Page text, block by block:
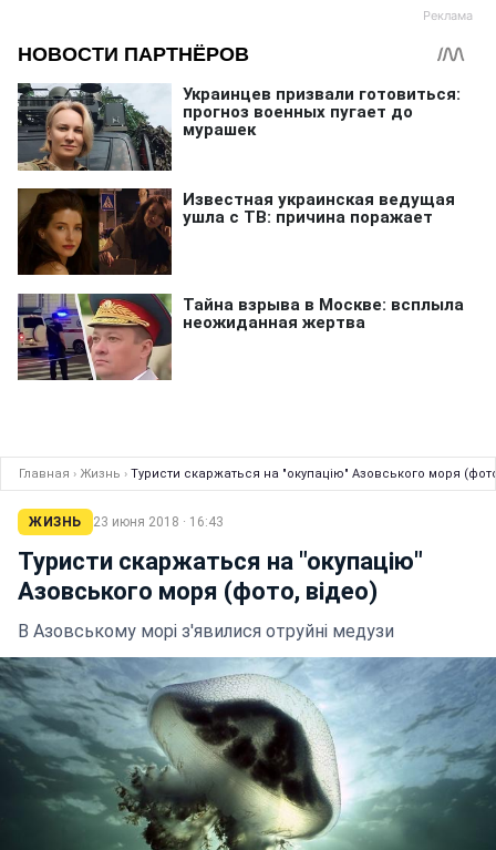
Главная › Жизнь › Туристи скаржаться на "окупацію" Азовського моря
ЖИЗНЬ 23 июня 2018 · 16:43
Туристи скаржаться на "окупацію"
Азовського моря (фото, відео)
В Азовському морі з'явилися отруйні медузи